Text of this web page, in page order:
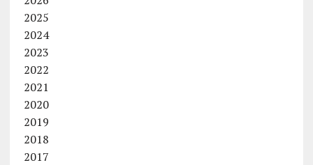
2025
2024
2023
2022
2021
2020
2019
2018
2017